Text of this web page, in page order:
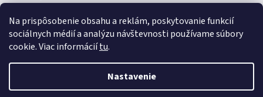
Na prispôsobenie obsahu a reklám, poskytovanie funkcií
sociálnych médií a analýzu návštevnosti používame súbory
cookie. Viac informáciítu.
Nastavenie
Začiatok cesty
19.10.2025